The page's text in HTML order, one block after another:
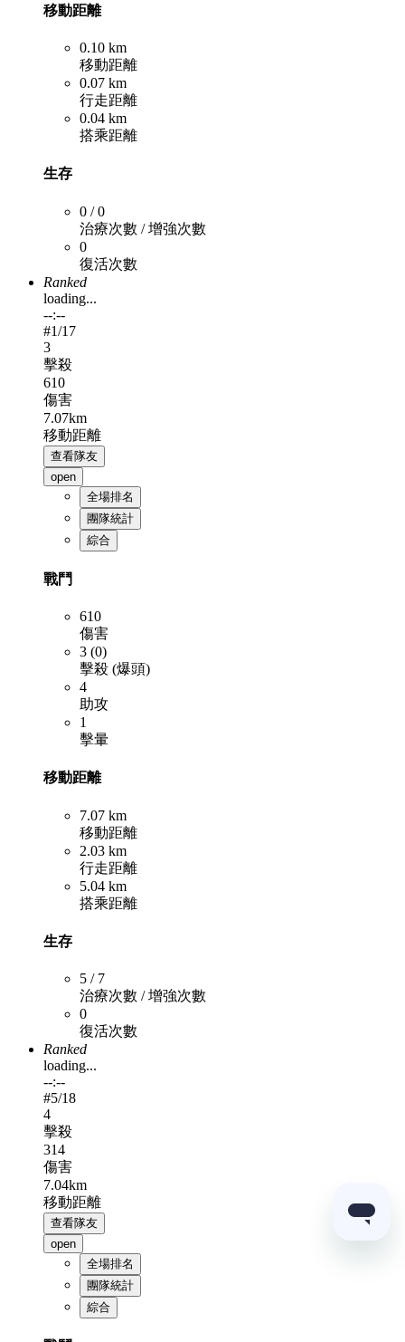
移動距離
0.10 km
移動距離
0.07 km
行走距離
0.04 km
搭乘距離
生存
0 / 0
治療次數 / 增強次數
0
復活次數
Ranked
loading...
--:--
#1/17
3
擊殺
610
傷害
7.07km
移動距離
查看隊友
open
全場排名
團隊統計
綜合
戰鬥
610
傷害
3 (0)
擊殺 (爆頭)
4
助攻
1
擊暈
移動距離
7.07 km
移動距離
2.03 km
行走距離
5.04 km
搭乘距離
生存
5 / 7
治療次數 / 增強次數
0
復活次數
Ranked
loading...
--:--
#5/18
4
擊殺
314
傷害
7.04km
移動距離
查看隊友
open
全場排名
團隊統計
綜合